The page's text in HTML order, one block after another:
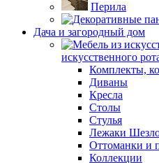
Перила
Дача и загородный дом
искусственного
Комплекты,
Диваны
Кресла
Столы
Стулья
Лежаки
Оттоманки и
Коллекции